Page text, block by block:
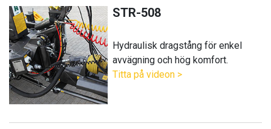
STR-508
Hydraulisk dragstång för enkel
avvägning och hög komfort.
Titta på videon >